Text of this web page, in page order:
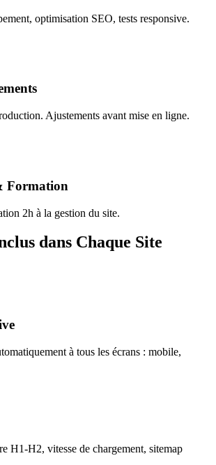
optimisation SEO, tests responsive.
Ajustements avant mise en ligne.
Formation
2h à la gestion du site.
dans Chaque Site
à tous les écrans : mobile,
H1-H2, vitesse de chargement, sitemap